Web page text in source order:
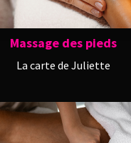
Massage des pieds
La carte de Juliette